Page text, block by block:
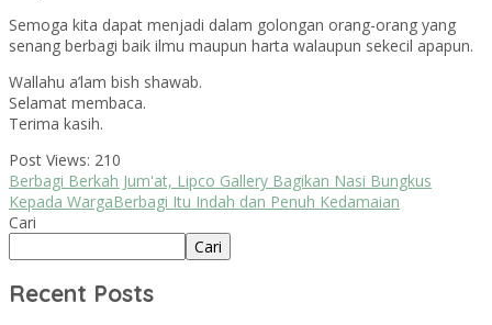
Semoga kita dapat menjadi dalam golongan orang-orang yang
senang berbagi baik ilmu maupun harta walaupun sekecil apapun.
Wallahu a’lam bish shawab.
Selamat membaca.
Terima kasih.
Post Views: 210
Berbagi Berkah Jum'at, Lipco Gallery Bagikan Nasi Bungkus
Kepada WargaBerbagi Itu Indah dan Penuh Kedamaian
Cari
Cari
Recent Posts